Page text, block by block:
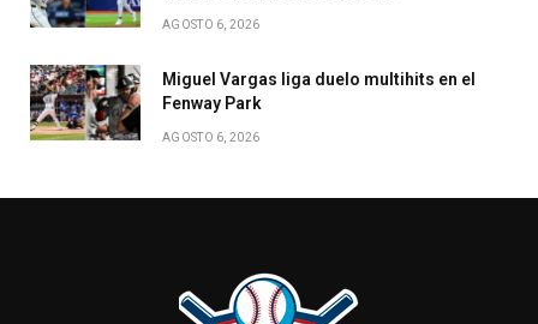
AGOSTO 6, 2026
Miguel Vargas liga duelo multihits en el
Fenway Park
AGOSTO 6, 2026